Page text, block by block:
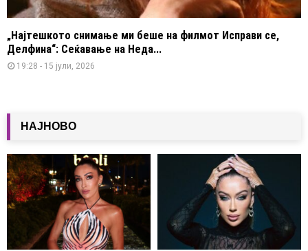
„Најтешкото снимање ми беше на филмот Исправи се,
Делфина“: Сеќавање на Неда...
19:28 - 15 јули, 2026
НАЈНОВО